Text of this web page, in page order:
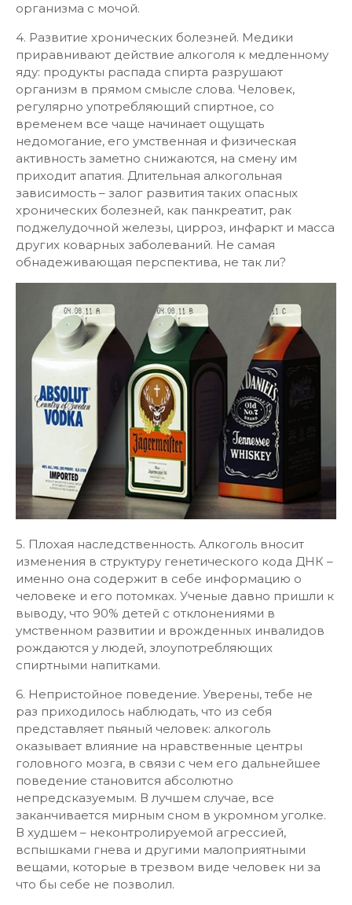
организма с мочой.
4. Развитие хронических болезней. Медики
приравнивают действие алкоголя к медленному
яду: продукты распада спирта разрушают
организм в прямом смысле слова. Человек,
регулярно употребляющий спиртное, со
временем все чаще начинает ощущать
недомогание, его умственная и физическая
активность заметно снижаются, на смену им
приходит апатия. Длительная алкогольная
зависимость – залог развития таких опасных
хронических болезней, как панкреатит, рак
поджелудочной железы, цирроз, инфаркт и масса
других коварных заболеваний. Не самая
обнадеживающая перспектива, не так ли?
5. Плохая наследственность. Алкоголь вносит
изменения в структуру генетического кода ДНК –
именно она содержит в себе информацию о
человеке и его потомках. Ученые давно пришли к
выводу, что 90% детей с отклонениями в
умственном развитии и врожденных инвалидов
рождаются у людей, злоупотребляющих
спиртными напитками.
6. Непристойное поведение. Уверены, тебе не
раз приходилось наблюдать, что из себя
представляет пьяный человек: алкоголь
оказывает влияние на нравственные центры
головного мозга, в связи с чем его дальнейшее
поведение становится абсолютно
непредсказуемым. В лучшем случае, все
заканчивается мирным сном в укромном уголке.
В худшем – неконтролируемой агрессией,
вспышками гнева и другими малоприятными
вещами, которые в трезвом виде человек ни за
что бы себе не позволил.